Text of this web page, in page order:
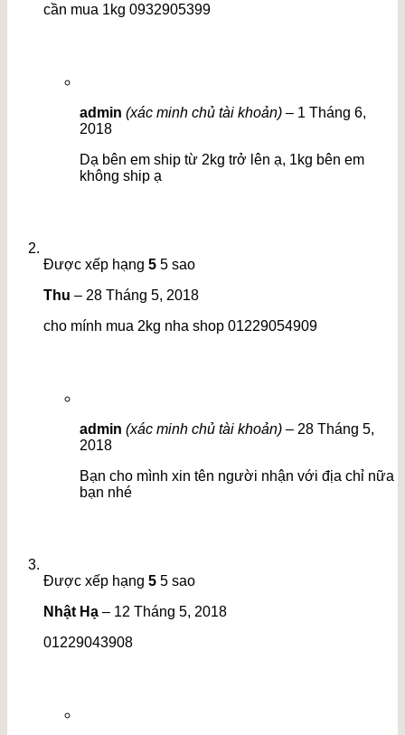
cần mua 1kg 0932905399
admin (xác minh chủ tài khoản) – 1 Tháng 6,
2018
Dạ bên em ship từ 2kg trở lên ạ, 1kg bên em
không ship ạ
Được xếp hạng 5 5 sao
Thu – 28 Tháng 5, 2018
cho mính mua 2kg nha shop 01229054909
admin (xác minh chủ tài khoản) – 28 Tháng 5,
2018
Bạn cho mình xin tên người nhận với địa chỉ nữa
bạn nhé
Được xếp hạng 5 5 sao
Nhật Hạ – 12 Tháng 5, 2018
01229043908